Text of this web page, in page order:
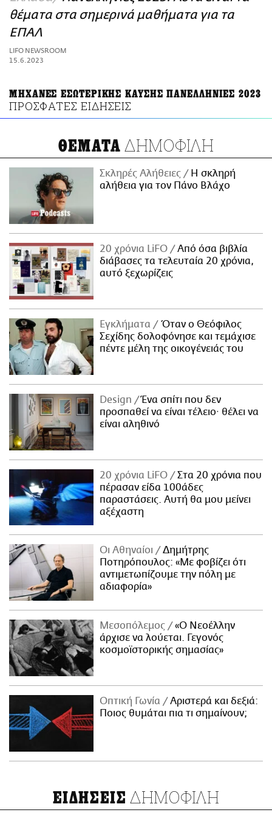
ΑΜΠΑ
PRINT
θέματα στα σημερινά μαθήματα για τα
ΕΠΑΛ
LIFO NEWSROOM
15.6.2023
ΜΗΧΑΝΕΣ ΕΣΩΤΕΡΙΚΗΣ ΚΑΥΣΗΣ ΠΑΝΕΛΛΗΝΙΕΣ 2023
ΠΡΟΣΦΑΤΕΣ ΕΙΔΗΣΕΙΣ
ΘΕΜΑΤΑ ΔΗΜΟΦΙΛΗ
Σκληρές Αλήθειες
H σκληρή
αλήθεια για τον Πάνο Βλάχο
20 χρόνια LiFO
Από όσα βιβλία
διάβασες τα τελευταία 20 χρόνια,
αυτό ξεχωρίζεις
Εγκλήματα
Όταν ο Θεόφιλος
Σεχίδης δολοφόνησε και τεμάχισε
πέντε μέλη της οικογένειάς του
Design
Ένα σπίτι που δεν
προσπαθεί να είναι τέλειο· θέλει να
είναι αληθινό
20 χρόνια LiFO
Στα 20 χρόνια που
πέρασαν είδα 100άδες
παραστάσεις. Αυτή θα μου μείνει
αξέχαστη
Οι Αθηναίοι
Δημήτρης
Ποτηρόπουλος: «Με φοβίζει ότι
αντιμετωπίζουμε την πόλη με
αδιαφορία»
Μεσοπόλεμος
«Ο Νεοέλλην
άρχισε να λούεται. Γεγονός
κοσμοϊστορικής σημασίας»
Οπτική Γωνία
Αριστερά και δεξιά:
Ποιος θυμάται πια τι σημαίνουν;
ΕΙΔΗΣΕΙΣ ΔΗΜΟΦΙΛΗ